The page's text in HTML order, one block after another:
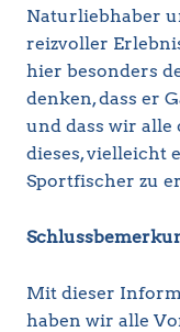
Naturliebhaber
reizvoller
hier besonders
denken, dass er
und dass wir alle
dieses, vielleicht
Sportfischer zu
Mit dieser
haben wir alle